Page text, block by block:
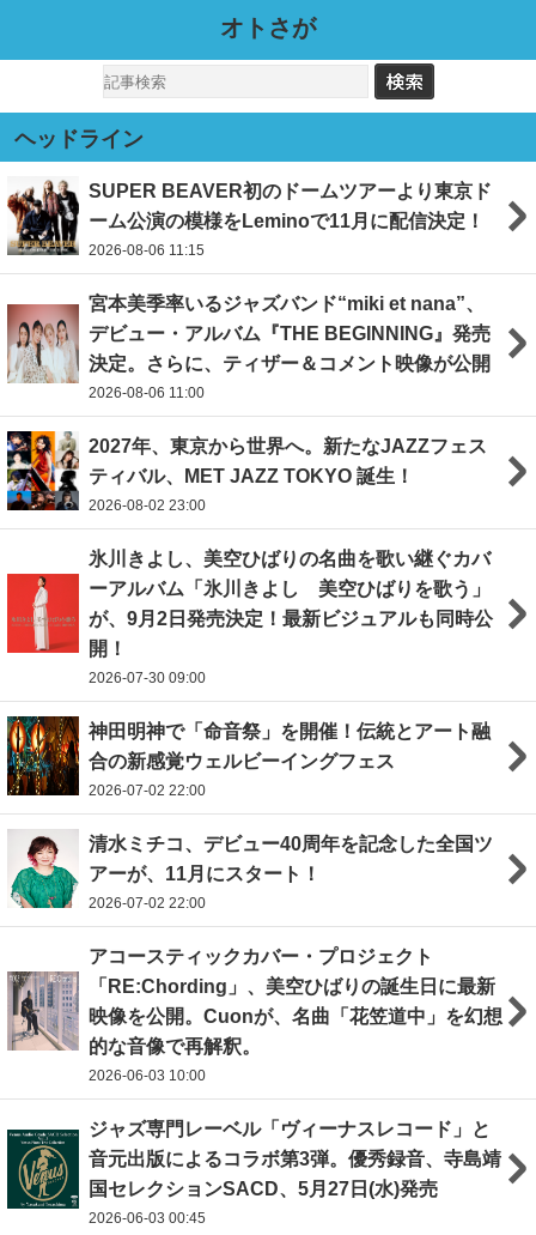
オトさが
ヘッドライン
SUPER BEAVER初のドームツアーより東京ド
ーム公演の模様をLeminoで11月に配信決定！
2026-08-06 11:15
宮本美季率いるジャズバンド“miki et nana”、
デビュー・アルバム『THE BEGINNING』発売
決定。さらに、ティザー＆コメント映像が公開
2026-08-06 11:00
2027年、東京から世界へ。新たなJAZZフェス
ティバル、MET JAZZ TOKYO 誕生！
2026-08-02 23:00
氷川きよし、美空ひばりの名曲を歌い継ぐカバ
ーアルバム「氷川きよし 美空ひばりを歌う」
が、9月2日発売決定！最新ビジュアルも同時公
開！
2026-07-30 09:00
神田明神で「命音祭」を開催！伝統とアート融
合の新感覚ウェルビーイングフェス
2026-07-02 22:00
清水ミチコ、デビュー40周年を記念した全国ツ
アーが、11月にスタート！
2026-07-02 22:00
アコースティックカバー・プロジェクト
「RE:Chording」、美空ひばりの誕生日に最新
映像を公開。Cuonが、名曲「花笠道中」を幻想
的な音像で再解釈。
2026-06-03 10:00
ジャズ専門レーベル「ヴィーナスレコード」と
音元出版によるコラボ第3弾。優秀録音、寺島靖
国セレクションSACD、5月27日(水)発売
2026-06-03 00:45